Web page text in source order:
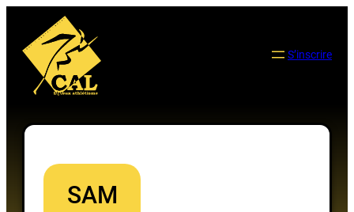
contenu
S’inscrire
SAM